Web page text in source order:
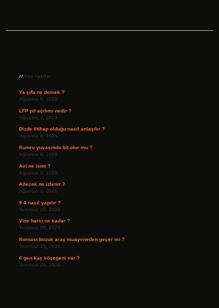
Son Yazılar
Ya şifa ne demek ?
Ağustos 9, 2026
LFP pil açılımı nedir ?
Ağustos 7, 2026
Dizde iltihap olduğu nasıl anlaşılır ?
Ağustos 6, 2026
Kumru yuvasında bit olur mu ?
Ağustos 6, 2026
Avi ne ismi ?
Ağustos 5, 2026
Ailecek ne izlenir ?
Ağustos 3, 2026
9 4 nasıl yapılır ?
Temmuz 30, 2026
Vize harcı ne kadar ?
Temmuz 29, 2026
Kornası bozuk araç muayeneden geçer mi ?
Temmuz 25, 2026
6 gen kaç köşegeni var ?
Temmuz 24, 2026